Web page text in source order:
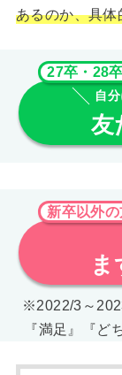
あるのか、具
27卒・28
自
友
新卒以外
※2022/3～
『満足』『ど